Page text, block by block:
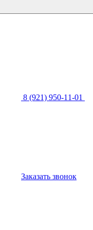
8 (921) 950-11-01
Заказать звонок